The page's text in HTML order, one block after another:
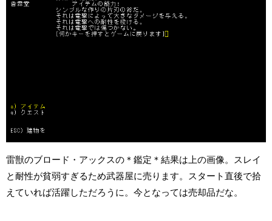
雷獣のブロード・アックスの＊鑑定＊結果は上の画像。スレイ
と耐性が貧弱すぎるため武器屋に売ります。スタート直後で拾
えていれば活躍しただろうに。今となっては売却品だな。